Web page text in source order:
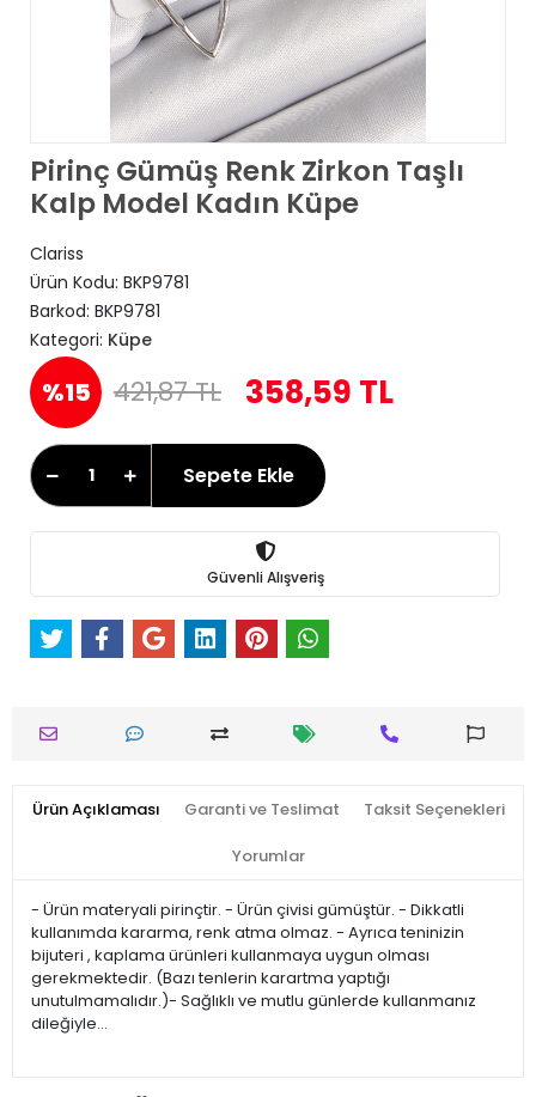
Pirinç Gümüş Renk Zirkon Taşlı
Kalp Model Kadın Küpe
Clariss
Ürün Kodu: BKP9781
Barkod: BKP9781
Kategori: Küpe
%15 421,87 TL 358,59 TL
Sepete Ekle
Güvenli Alışveriş
Ürün Açıklaması Garanti ve Teslimat Taksit Seçenekleri
Yorumlar
- Ürün materyali pirinçtir. - Ürün çivisi gümüştür. - Dikkatli
kullanımda kararma, renk atma olmaz. - Ayrıca teninizin
bijuteri , kaplama ürünleri kullanmaya uygun olması
gerekmektedir. (Bazı tenlerin karartma yaptığı
unutulmamalıdır.)- Sağlıklı ve mutlu günlerde kullanmanız
dileğiyle…